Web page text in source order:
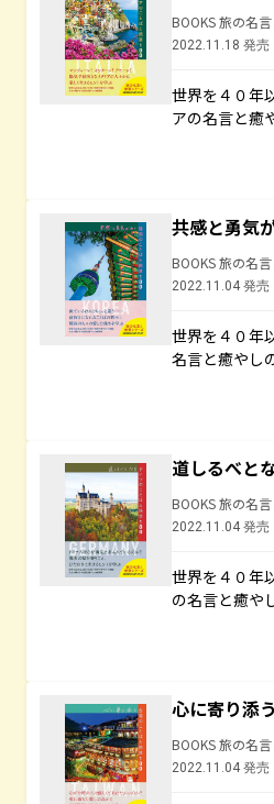
BOOKS 旅の名
2022.11.18 発売
世界を４０年
アの名言と癒
共感と勇気
BOOKS 旅の名
2022.11.04 発売
世界を４０年
名言と癒やし
道しるべと
BOOKS 旅の名
2022.11.04 発売
世界を４０年
の名言と癒や
心に寄り添
BOOKS 旅の名
2022.11.04 発売